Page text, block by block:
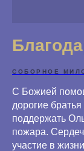
СОБОРНОЕ
С Божией
дорогие
поддержать
пожара.
участие в